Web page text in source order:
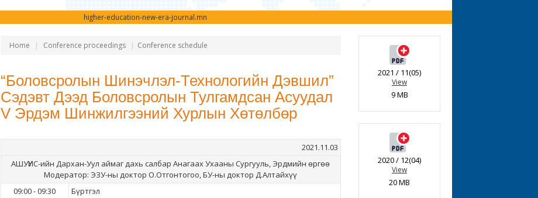
higher-education-new-era-journal.mn
Home Conference proceedings Conference schedule
“Боловсролын Шинэчлэл-Технологийн Дэвшил”
Сэдэвт Дээд Боловсролын Тулгамдсан Асуудал
V Эрдэм Шинжилгээний Хурлын Хөтөлбөр
2021.11.03
АШУҮИС-ийн Дархан-Уул аймаг дахь салбар Анагаах Ухааны Сургууль, Эрдмийн өргөө
Модератор: ЭЗУ-ны доктор О.Отгонтогоо, БУ-ны доктор Д.Алтайхүү
09:00 - 09:30
Бүртгэл
2021 / 11(05)
View
9 MB
2020 / 12(04)
View
20 MB